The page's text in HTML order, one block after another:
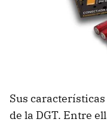
Sus
de la DGT. Entre